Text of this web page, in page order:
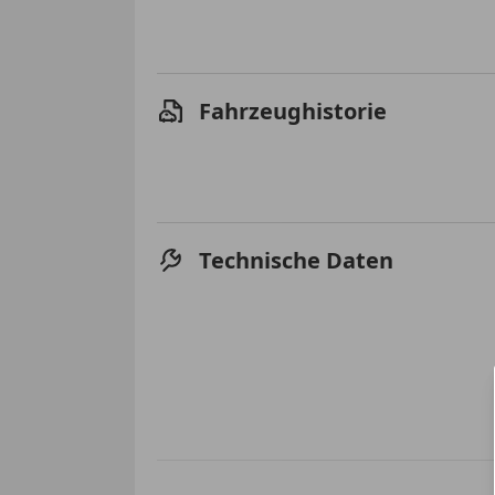
Fahrzeughistorie
Technische Daten